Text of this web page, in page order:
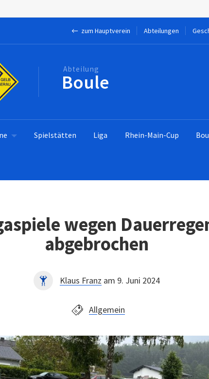
← zum Hauptverein Abteilungen
Boule
Spielstätten Liga Rhein-Main-Cup
wegen
abgebrochen
Klaus Franz am 9. Juni 2024
Allgemein